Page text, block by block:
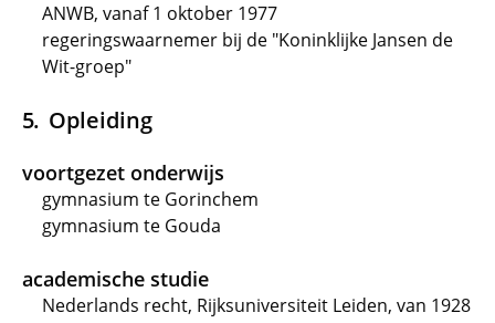
ANWB, vanaf 1 oktober 1977
regeringswaarnemer bij de "Koninklijke Jansen de
Wit-groep"
Opleiding
voortgezet onderwijs
gymnasium te Gorinchem
gymnasium te Gouda
academische studie
Nederlands recht, Rijksuniversiteit Leiden, van 1928